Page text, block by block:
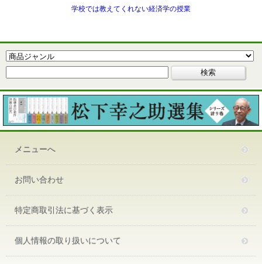
学校では教えてくれない経済学の授業
メニューへ
お問い合わせ
特定商取引法に基づく表示
個人情報の取り扱いについて